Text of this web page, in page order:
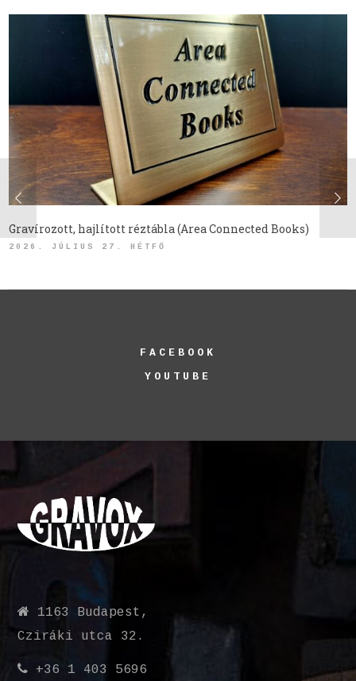
Gravírozott, hajlított réztábla (Area Connected Books)
2026. JÚLIUS 27. HÉTFŐ
FACEBOOK
YOUTUBE
1163 Budapest,
Cziráki utca 32.
+36 1 403 5696